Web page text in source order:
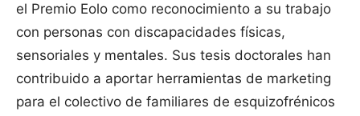
el Premio Eolo como reconocimiento a su trabajo
con personas con discapacidades físicas,
sensoriales y mentales. Sus tesis doctorales han
contribuido a aportar herramientas de marketing
para el colectivo de familiares de esquizofrénicos